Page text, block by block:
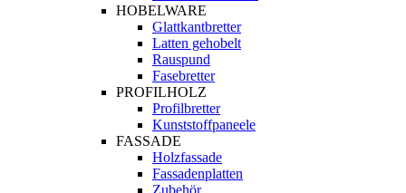
HOBELWARE
Glattkantbretter
Latten gehobelt
Rauspund
Fasebretter
PROFILHOLZ
Profilbretter
Kunststoffpaneele
FASSADE
Holzfassade
Fassadenplatten
Zubehör